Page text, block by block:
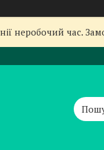
неробочий час.